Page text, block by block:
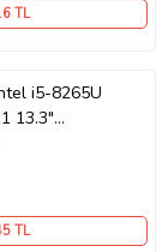
TL
i5-8265U
13.3"
TL